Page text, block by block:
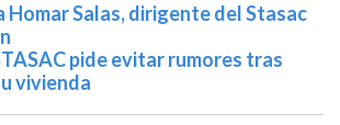
Homar Salas, dirigente del Stasac
pide evitar rumores tras
vivienda